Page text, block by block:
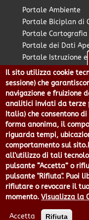
Portale Ambiente
Portale Biciplan di
Portale
Portale dei Dati
Portale Istruzione
Portale Marketing
Portale Piano
Portale PUMS di
Portale Stazione
Pratico:
Città Metropolitana di
Genova |
Centralino 010
Privacy|Tecnologie e
sito Web
Il sito utilizza cookie
sessione) che
navigazione e fruizione
analitici inviati da terze
Italia) che consentono
forma anonima, il
riguarda tempi,
comportamento sul
all’utilizzo di tali
pulsante “Accetta” o
pulsante "Rifiuta". Puoi
rifiutare o revocare il
momento. Visualizza la
Accetta Rifiuta